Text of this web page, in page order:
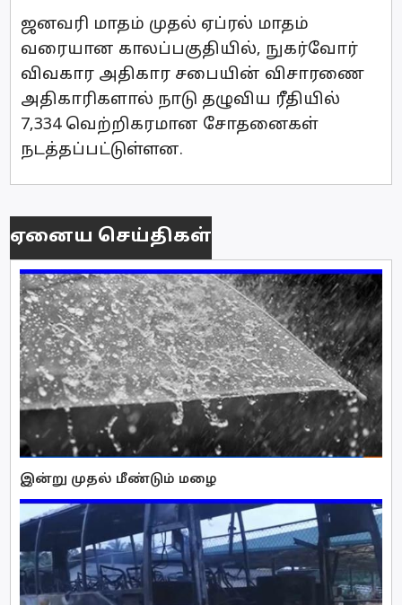
ஜனவரி மாதம் முதல் ஏப்ரல் மாதம்
வரையான காலப்பகுதியில், நுகர்வோர்
விவகார அதிகார சபையின் விசாரணை
அதிகாரிகளால் நாடு தழுவிய ரீதியில்
7,334 வெற்றிகரமான சோதனைகள்
நடத்தப்பட்டுள்ளன.
ஏனைய செய்திகள்
இன்று முதல் மீண்டும் மழை